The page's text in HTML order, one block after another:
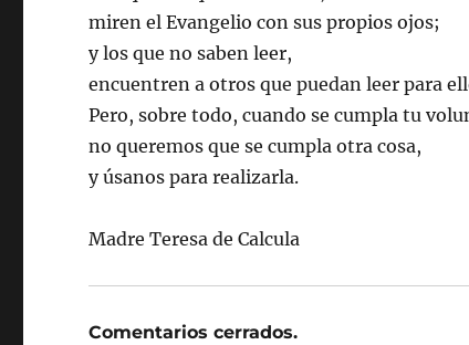
miren el Evangelio con sus propios ojos;
y los que no saben leer,
encuentren a otros que puedan leer para
Pero, sobre todo, cuando se cumpla tu
no queremos que se cumpla otra cosa,
y úsanos para realizarla.
Madre Teresa de Calcula
Comentarios cerrados.